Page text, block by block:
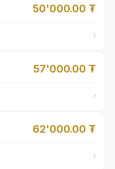
50'000.00 ₮
›
57'000.00 ₮
›
62'000.00 ₮
›